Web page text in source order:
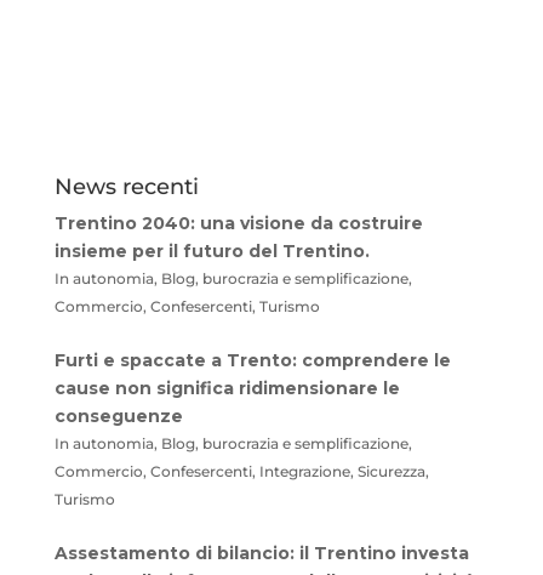
News recenti
Trentino 2040: una visione da costruire
insieme per il futuro del Trentino.
In autonomia, Blog, burocrazia e semplificazione,
Commercio, Confesercenti, Turismo
Furti e spaccate a Trento: comprendere le
cause non significa ridimensionare le
conseguenze
In autonomia, Blog, burocrazia e semplificazione,
Commercio, Confesercenti, Integrazione, Sicurezza,
Turismo
Assestamento di bilancio: il Trentino investa